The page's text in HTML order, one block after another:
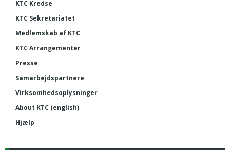
KTC Kredse
KTC Sekretariatet
Medlemskab af KTC
KTC Arrangementer
Presse
Samarbejdspartnere
Virksomhedsoplysninger
About KTC (english)
Hjælp